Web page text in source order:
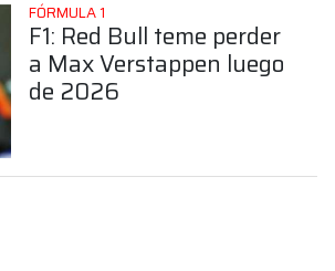
FÓRMULA 1
F1: Red Bull teme perder
a Max Verstappen luego
de 2026